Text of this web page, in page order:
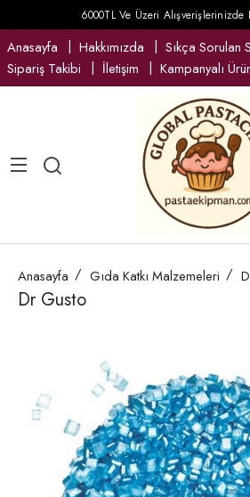
6000TL Ve Üzeri Alışverişlerinizde
Anasayfa Hakkımızda
Sıkça Sorulan
Sipariş Takibi
İletişim Kampanyalı
Anasayfa Gıda Katkı Malzemeleri
Dr Gusto